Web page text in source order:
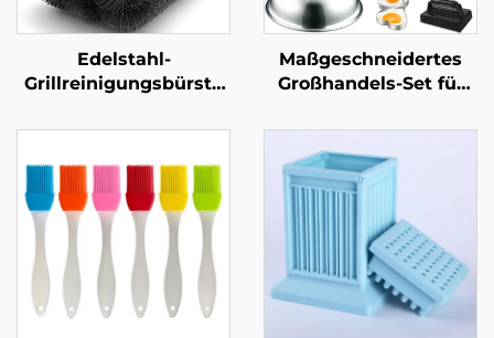
Edelstahl-
Grillreinigungsbürste
multifunktional,
wiederverwendbar, für
Grill und Ofen – BBQ-
Werkzeug
Maßgeschneidertes
Großhandels-Set für
BBQ-Werkzeuge für
den Außenbereich:
Edelstahl-Teppanyaki-